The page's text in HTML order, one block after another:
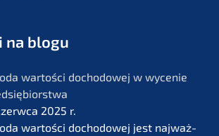
na blogu
wartości docho­do­wej w wycenie
2025 r.
wartości docho­do­wej jest najważ­